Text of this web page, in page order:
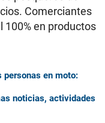
Comerciantes
100% en productos
personas en moto:
noticias, actividades